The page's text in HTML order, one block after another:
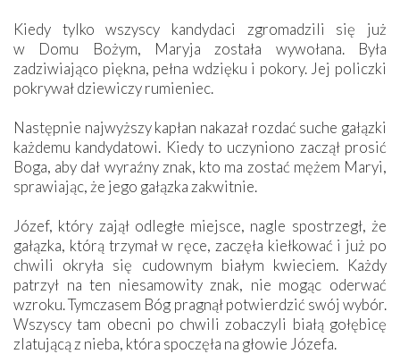
Kiedy tylko wszyscy kandydaci zgromadzili się już
w Domu Bożym, Maryja została wywołana. Była
zadziwiająco piękna, pełna wdzięku i pokory. Jej policzki
pokrywał dziewiczy rumieniec.
Następnie najwyższy kapłan nakazał rozdać suche gałązki
każdemu kandydatowi. Kiedy to uczyniono zaczął prosić
Boga, aby dał wyraźny znak, kto ma zostać mężem Maryi,
sprawiając, że jego gałązka zakwitnie.
Józef, który zajął odległe miejsce, nagle spostrzegł, że
gałązka, którą trzymał w ręce, zaczęła kiełkować i już po
chwili okryła się cudownym białym kwieciem. Każdy
patrzył na ten niesamowity znak, nie mogąc oderwać
wzroku. Tymczasem Bóg pragnął potwierdzić swój wybór.
Wszyscy tam obecni po chwili zobaczyli białą gołębicę
zlatującą z nieba, która spoczęła na głowie Józefa.